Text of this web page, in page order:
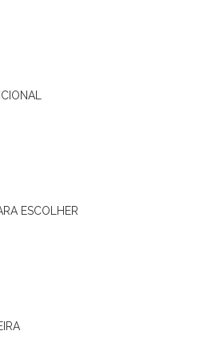
ESCOLHER